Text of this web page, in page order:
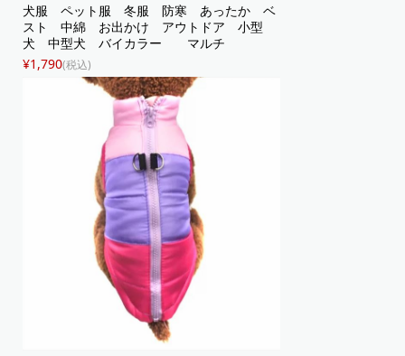
犬服 ペット服 冬服 防寒 あったか ベ
スト 中綿 お出かけ アウトドア 小型
犬 中型犬 バイカラー マルチ
¥1,790(税込)